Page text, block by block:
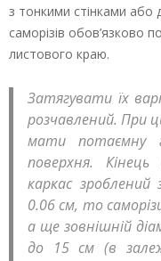
з тонкими стінками або
саморізів обов’язково
листового краю.
Затягувати їх
розчавлений. При
мати потаємну
поверхня.
каркас
0.06 см, то
а ще зовнішній
до 15 см (в